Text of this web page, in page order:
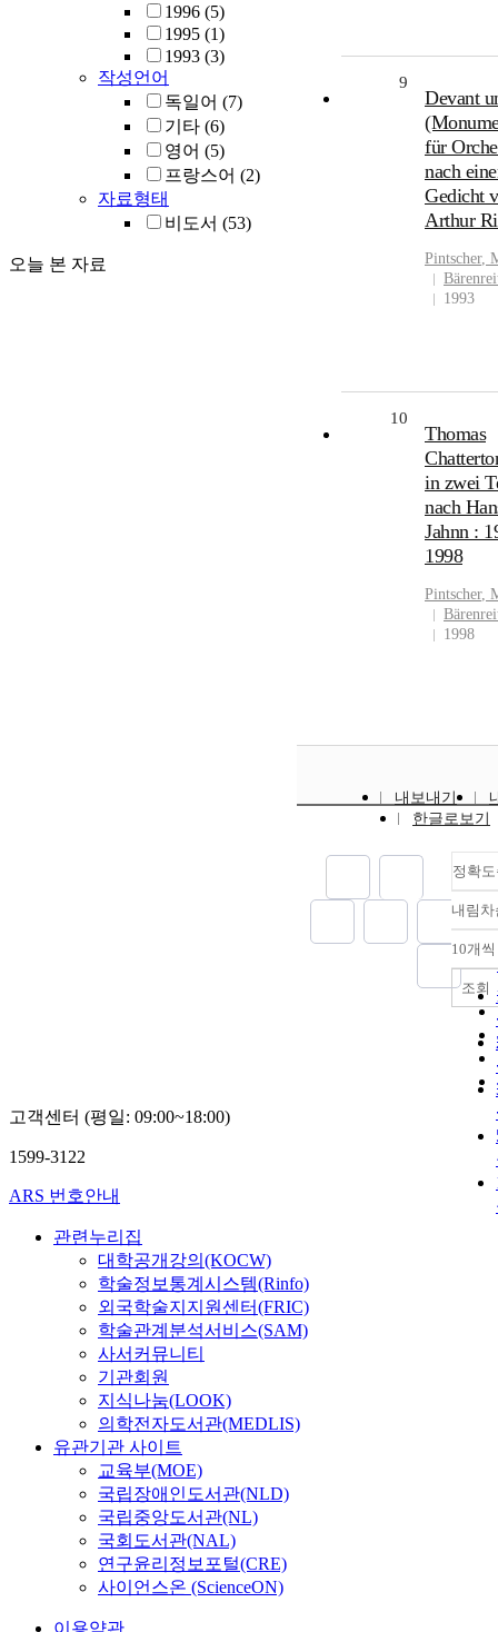
1996 (5)
1995 (1)
1993 (3)
작성언어
독일어 (7)
기타 (6)
영어 (5)
프랑스어 (2)
자료형태
비도서 (53)
오늘 본 자료
9
Devant
für
nach
Gedicht
Arthur
Pintscher,
1993
10
Thomas
in zwei
nach
Jahnn :
1998
Pintscher,
1998
내보내기
한글로보기
정확
내림차
10개
조회
고객센터 (평일: 09:00~18:00)
1599-3122
ARS 번호안내
관련누리집
대학공개강의(KOCW)
학술정보통계시스템(Rinfo)
외국학술지지원센터(FRIC)
학술관계분석서비스(SAM)
사서커뮤니티
기관회원
지식나눔(LOOK)
의학전자도서관(MEDLIS)
유관기관 사이트
교육부(MOE)
국립장애인도서관(NLD)
국립중앙도서관(NL)
국회도서관(NAL)
연구윤리정보포털(CRE)
사이언스온 (ScienceON)